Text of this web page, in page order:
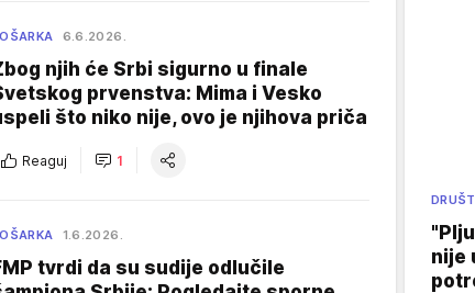
6.6.2026.
njih će Srbi sigurno u finale
prvenstva: Mima i Vesko
što niko nije, ovo je njihova priča
Reaguj 1
1.6.2026.
tvrdi da su sudije odlučile
nije